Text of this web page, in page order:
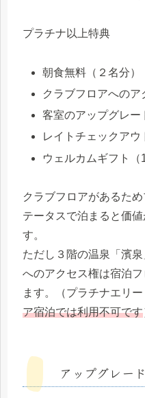
プラチナ以上特典
朝食無料（２名分）
クラブフロアへのア
客室のアップグレー
レイトチェックアウ
ウェルカムギフト（
クラブフロアがあるた
テータスで泊まると価
す。
ただし３階の温泉「濱
へのアクセス権は宿泊
ます。（プラチナエリ
ア宿泊では利用不可です
アップグレー